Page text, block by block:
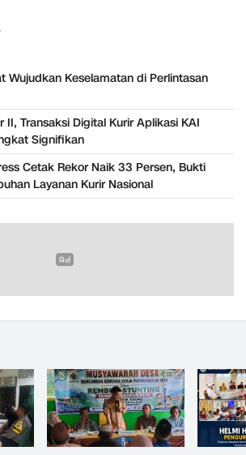
Wujudkan Keselamatan di Perlintasan
II, Transaksi Digital Kurir Aplikasi KAI
Signifikan
Cetak Rekor Naik 33 Persen, Bukti
Layanan Kurir Nasional